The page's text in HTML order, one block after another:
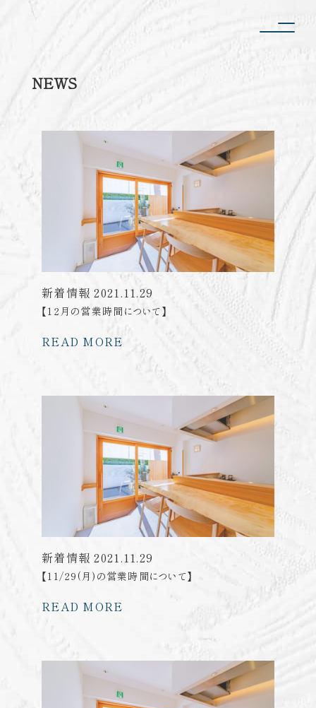
NEWS
新着情報 2021.11.29
【12月の営業時間について】
READ MORE
新着情報 2021.11.29
【11/29(月)の営業時間について】
READ MORE